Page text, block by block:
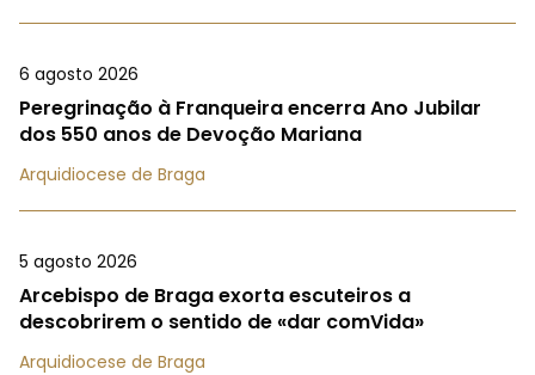
6 agosto 2026
Peregrinação à Franqueira encerra Ano Jubilar
dos 550 anos de Devoção Mariana
Arquidiocese de Braga
5 agosto 2026
Arcebispo de Braga exorta escuteiros a
descobrirem o sentido de «dar comVida»
Arquidiocese de Braga